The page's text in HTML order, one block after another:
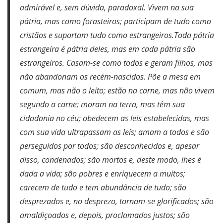
admirável e, sem dúvida, paradoxal. Vivem na sua
pátria, mas como forasteiros; participam de tudo como
cristãos e suportam tudo como estrangeiros.Toda pátria
estrangeira é pátria deles, mas em cada pátria são
estrangeiros. Casam-se como todos e geram filhos, mas
não abandonam os recém-nascidos. Põe a mesa em
comum, mas não o leito; estão na carne, mas não vivem
segundo a carne; moram na terra, mas têm sua
cidadania no céu; obedecem as leis estabelecidas, mas
com sua vida ultrapassam as leis; amam a todos e são
perseguidos por todos; são desconhecidos e, apesar
disso, condenados; são mortos e, deste modo, lhes é
dada a vida; são pobres e enriquecem a muitos;
carecem de tudo e tem abundância de tudo; são
desprezados e, no desprezo, tornam-se glorificados; são
amaldiçoados e, depois, proclamados justos; são